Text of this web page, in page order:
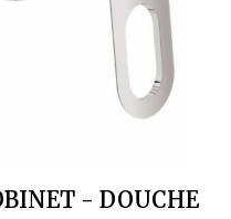
- DOUCHE